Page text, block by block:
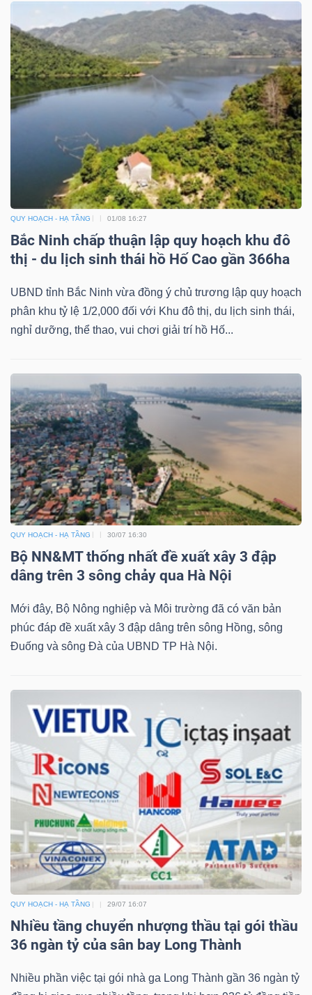
QUY HOẠCH - HẠ TẦNG 01/08 16:27
Bắc Ninh chấp thuận lập quy hoạch khu đô
thị - du lịch sinh thái hồ Hố Cao gần 366ha
UBND tỉnh Bắc Ninh vừa đồng ý chủ trương lập quy hoạch
phân khu tỷ lệ 1/2,000 đối với Khu đô thị, du lịch sinh thái,
nghỉ dưỡng, thể thao, vui chơi giải trí hồ Hố...
QUY HOẠCH - HẠ TẦNG 30/07 16:30
Bộ NN&MT thống nhất đề xuất xây 3 đập
dâng trên 3 sông chảy qua Hà Nội
Mới đây, Bộ Nông nghiệp và Môi trường đã có văn bản
phúc đáp đề xuất xây 3 đập dâng trên sông Hồng, sông
Đuống và sông Đà của UBND TP Hà Nội.
QUY HOẠCH - HẠ TẦNG 29/07 16:07
Nhiều tầng chuyển nhượng thầu tại gói thầu
36 ngàn tỷ của sân bay Long Thành
Nhiều phần việc tại gói nhà ga Long Thành gần 36 ngàn tỷ
Thuật
ngữ
(-)
Đào
tạo
Sách
Công
cụ
đầu
tư
thông
tài
Dữ
liệu
tài
chính